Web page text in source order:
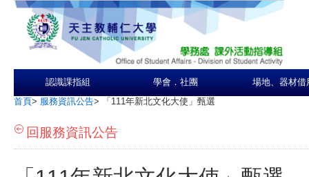
認識課指組 學會．社團 場地、器材借
首頁> 服務資訊公告> 「111年新北文化大使」甄選
回服務資訊公告